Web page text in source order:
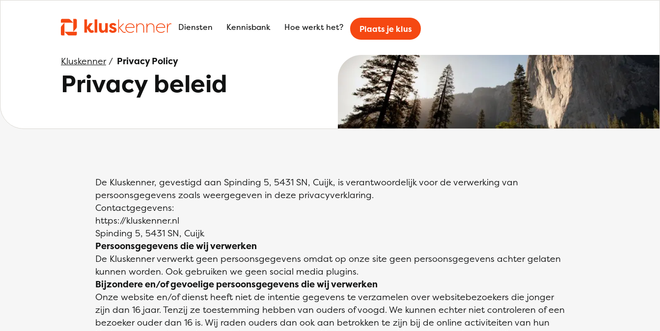
Diensten Kennisbank Hoe werkt het? Plaats je klus
Kluskenner/ Privacy Policy
Privacy beleid
De Kluskenner, gevestigd aan Spinding 5, 5431 SN, Cuijk, is verantwoordelijk voor de verwerking van
persoonsgegevens zoals weergegeven in deze privacyverklaring.
Contactgegevens:
https://kluskenner.nl
Spinding 5, 5431 SN, Cuijk
Persoonsgegevens die wij verwerken
De Kluskenner verwerkt geen persoonsgegevens omdat op onze site geen persoonsgegevens achter gelaten
kunnen worden. Ook gebruiken we geen social media plugins.
Bijzondere en/of gevoelige persoonsgegevens die wij verwerken
Onze website en/of dienst heeft niet de intentie gegevens te verzamelen over websitebezoekers die jonger
zijn dan 16 jaar. Tenzij ze toestemming hebben van ouders of voogd. We kunnen echter niet controleren of een
bezoeker ouder dan 16 is. Wij raden ouders dan ook aan betrokken te zijn bij de online activiteiten van hun